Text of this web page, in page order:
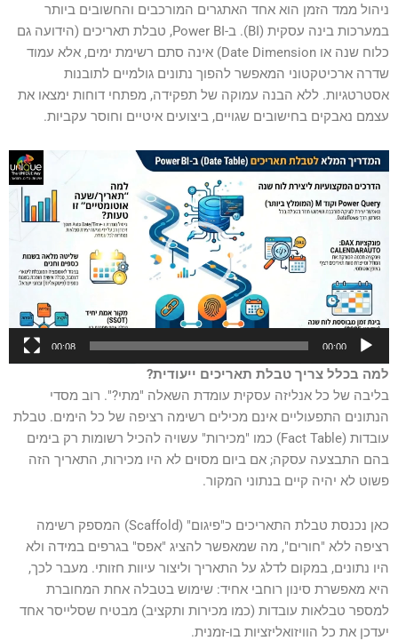
ניהול ממד הזמן הוא אחד האתגרים המורכבים והחשובים ביותר
במערכות בינה עסקית (BI). ב-Power BI, טבלת תאריכים (הידועה גם
כלוח שנה או Date Dimension) אינה סתם רשימת ימים, אלא עמוד
שדרה ארכיטקטוני המאפשר להפוך נתונים גולמיים לתובנות
אסטרטגיות. ללא הבנה עמוקה של תפקידה, מפתחי דוחות ימצאו את
עצמם נאבקים בחישובים שגויים, ביצועים איטיים וחוסר עקביות.
נגן
וידאו
00:00
00:08
למה בכלל צריך טבלת תאריכים ייעודית?
בליבה של כל אנליזה עסקית עומדת השאלה "מתי?". רוב מסדי
הנתונים התפעוליים אינם מכילים רשימה רציפה של כל הימים. טבלת
עובדות (Fact Table) כמו "מכירות" עשויה להכיל רשומות רק בימים
בהם התבצעה עסקה; אם ביום מסוים לא היו מכירות, התאריך הזה
פשוט לא יהיה קיים בנתוני המקור.
כאן נכנסת טבלת התאריכים כ"פיגום" (Scaffold) המספק רשימה
רציפה ללא "חורים", מה שמאפשר להציג "אפס" בגרפים במידה ולא
היו נתונים, במקום לדלג על התאריך וליצור עיוות חזותי. מעבר לכך,
היא מאפשרת סינון רוחבי אחיד: שימוש בטבלה אחת המחוברת
למספר טבלאות עובדות (כמו מכירות ותקציב) מבטיח שסלייסר אחד
יעדכן את כל הוויזואליזציות בו-זמנית.